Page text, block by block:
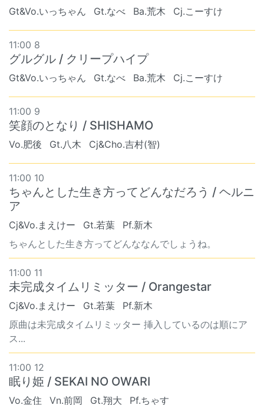
Gt&Vo.いっちゃん Gt.なべ Ba.荒木 Cj.こーすけ
11:00 8
グルグル / クリープハイプ
Gt&Vo.いっちゃん Gt.なべ Ba.荒木 Cj.こーすけ
11:00 9
笑顔のとなり / SHISHAMO
Vo.肥後 Gt.八木 Cj&Cho.吉村(智)
11:00 10
ちゃんとした生き方ってどんなだろう / ヘルニ
ア
Cj&Vo.まえけー Gt.若葉
Pf.新木
ちゃんとした生き方ってどんななんでしょうね。
11:00 11
未完成タイムリミッター / Orangestar
Cj&Vo.まえけー Gt.若葉
Pf.新木
原曲は未完成タイムリミッター 挿入しているのは順にア
ス...
11:00 12
眠り姫 / SEKAI NO OWARI
Vo.金住 Vn.前岡 Gt.翔大
Pf.ちゃす